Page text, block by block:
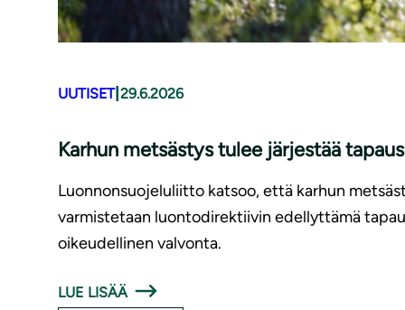
UUTISET| 29.6.2026
Karhun metsästys tulee järjestää
Luonnonsuojeluliitto katsoo, että karhun
varmistetaan luontodirektiivin edellyttämä
oikeudellinen valvonta.
LUE LISÄÄ